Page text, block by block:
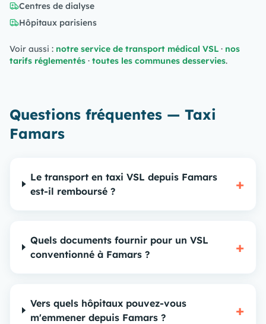
Centres de dialyse
Hôpitaux parisiens
Voir aussi : notre service de transport médical VSL · nos
tarifs réglementés · toutes les communes desservies.
Questions fréquentes — Taxi
Famars
Le transport en taxi VSL depuis Famars
est-il remboursé ?
+
Quels documents fournir pour un VSL
conventionné à Famars ?
+
Vers quels hôpitaux pouvez-vous
m'emmener depuis Famars ?
+